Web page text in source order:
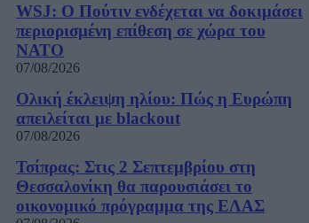
WSJ: Ο Πούτιν ενδέχεται να δοκιμάσει
περιορισμένη επίθεση σε χώρα του
ΝΑΤΟ
07/08/2026
Ολική έκλειψη ηλίου: Πώς η Ευρώπη
απειλείται με blackout
07/08/2026
Τσίπρας: Στις 2 Σεπτεμβρίου στη
Θεσσαλονίκη θα παρουσιάσει το
οικονομικό πρόγραμμα της ΕΛΑΣ